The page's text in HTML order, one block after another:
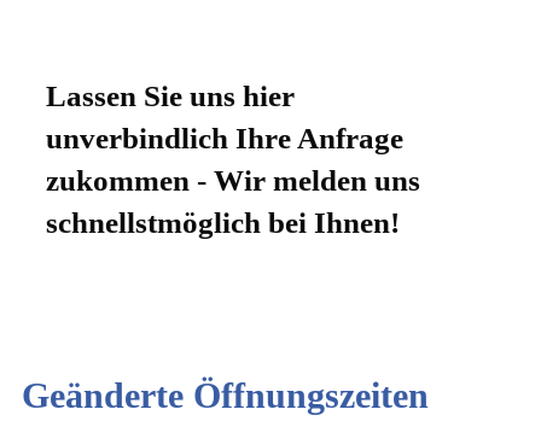
Lassen Sie uns hier
unverbindlich Ihre Anfrage
zukommen - Wir melden uns
schnellstmöglich bei Ihnen!
Geänderte Öffnungszeiten